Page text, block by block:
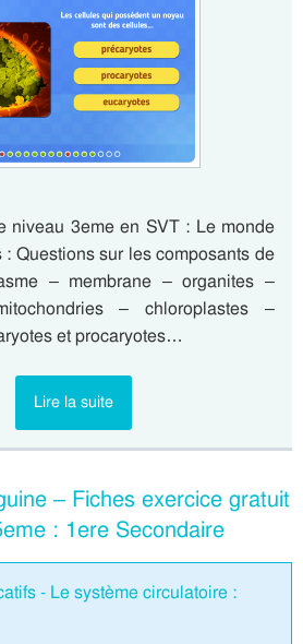
niveau 3eme en SVT : Le monde
Questions sur les composants de
– membrane – organites –
– chloroplastes –
et procaryotes…
Lire la suite
– Fiches exercice gratuit
: 1ere Secondaire
- Le système circulatoire :